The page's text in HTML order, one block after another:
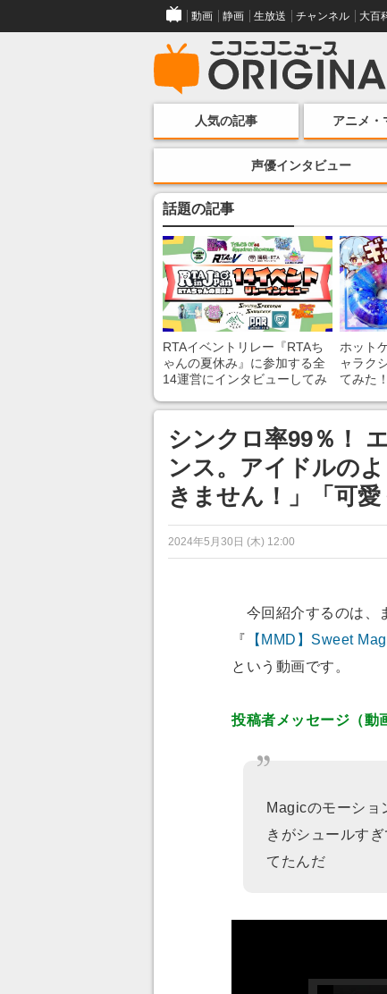
動画 静画 生放送 チャンネル 大百
人気の記事 アニメ・
声優インタビュー
話題の記事
RTAイベントリレー『RTAち
ゃんの夏休み』に参加する全
14運営にインタビューしてみ
ンネルの貸し出しを利用し8/9
から1週間にわたって開催
ホット
ャラク
てみた
シンクロ率99％！
ンス。アイドルの
きません！」「可愛
2024年5月30日 (木) 12:00
今回紹介するのは、
『 【MMD】Sweet
という動画です。
投稿者メッセージ（動
Magicのモーショ
きがシュールす
てたんだ